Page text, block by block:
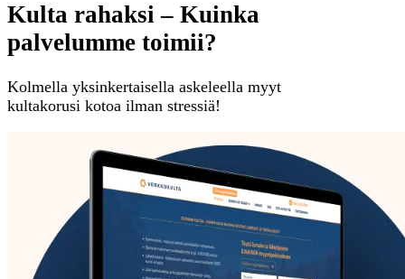
Kulta rahaksi – Kuinka
palvelumme toimii?
Kolmella yksinkertaisella askeleella myyt
kultakorusi kotoa ilman stressiä!